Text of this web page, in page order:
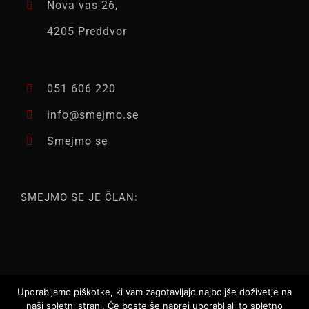
Nova vas 26,
4205 Preddvor
051 606 220
info@smejmo.se
Smejmo se
SMEJMO SE JE ČLAN:
Uporabljamo piškotke, ki vam zagotavljajo najboljše doživetje na
naši spletni strani. Če boste še naprej uporabljali to spletno